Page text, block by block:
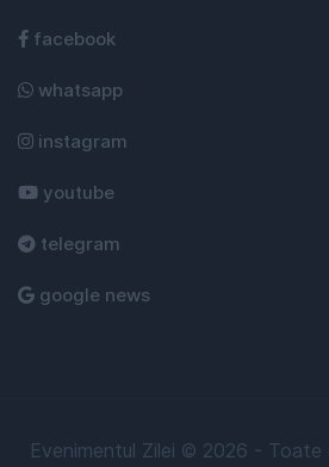
facebook
whatsapp
instagram
youtube
telegram
google news
Evenimentul Zilei © 2026 -